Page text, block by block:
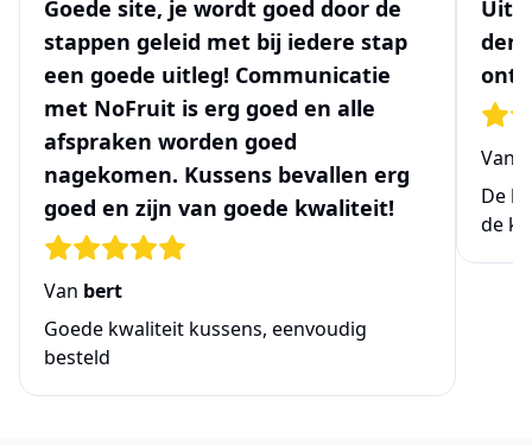
Goede site, je wordt goed door de
stappen geleid met bij iedere stap
een goede uitleg! Communicatie
met NoFruit is erg goed en alle
afspraken worden goed
nagekomen. Kussens bevallen erg
goed en zijn van goede kwaliteit!
Van bert
Goede kwaliteit kussens, eenvoudig
besteld
Van
De
de